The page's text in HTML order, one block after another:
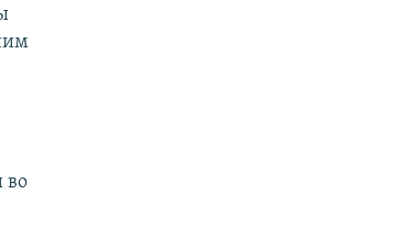
во